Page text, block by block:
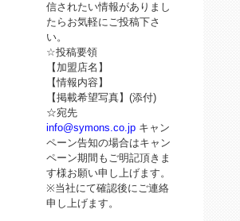
信されたい情報がありまし
たらお気軽にご投稿下さ
い。
☆投稿要領
【加盟店名】
【情報内容】
【掲載希望写真】(添付)
☆宛先
info@symons.co.jpキャン
ペーン告知の場合はキャン
ペーン期間もご明記頂きま
す様お願い申し上げます。
※当社にて確認後にご連絡
申し上げます。